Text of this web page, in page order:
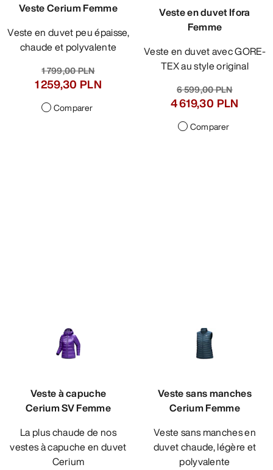
Veste Cerium Femme
Veste en duvet peu épaisse,
chaude et polyvalente
1 799,00 PLN
1 259,30 PLN
Comparer
Veste en duvet Ifora
Femme
Veste en duvet avec GORE-
TEX au style original
6 599,00 PLN
4 619,30 PLN
Comparer
Veste à capuche
Cerium SV Femme
La plus chaude de nos
vestes à capuche en duvet
Cerium
Veste sans manches
Cerium Femme
Veste sans manches en
duvet chaude, légère et
polyvalente